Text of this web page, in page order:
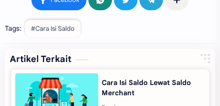
Tags: #Cara Isi Saldo
Artikel Terkait
Cara Isi Saldo Lewat Saldo
Merchant